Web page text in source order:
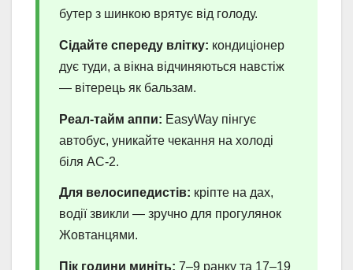
бутер з шинкою врятує від голоду.
Сідайте спереду влітку: кондиціонер
дує туди, а вікна відчиняються навстіж
— вітерець як бальзам.
Реал-тайм аппи: EasyWay пінгує
автобус, уникайте чекання на холоді
біля АС-2.
Для велосипедистів: кріпте на дах,
водії звикли — зручно для прогулянок
Жовтанцями.
Пік години миніть: 7–9 ранку та 17–19